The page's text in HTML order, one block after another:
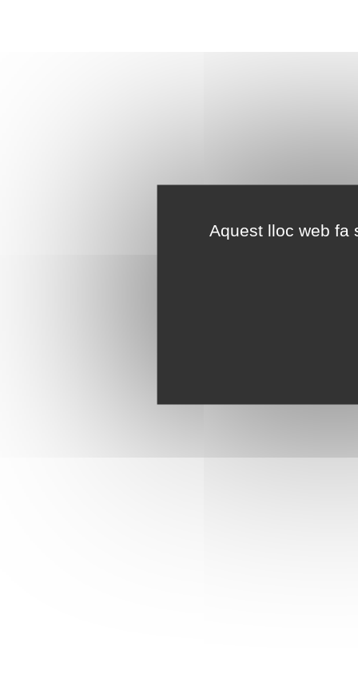
Aquest lloc web fa